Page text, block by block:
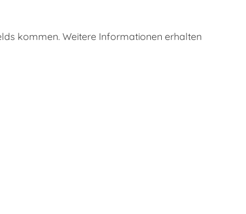
kommen. Weitere Informationen erhalten